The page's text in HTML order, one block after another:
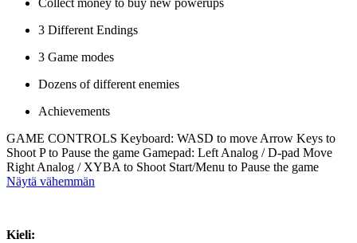
3 Different Endings
3 Game modes
Dozens of different enemies
Achievements
GAME CONTROLS Keyboard: WASD to move Arrow Keys to
Shoot P to Pause the game Gamepad: Left Analog / D-pad Move
Right Analog / XYBA to Shoot Start/Menu to Pause the game
Näytä vähemmän
Kieli: